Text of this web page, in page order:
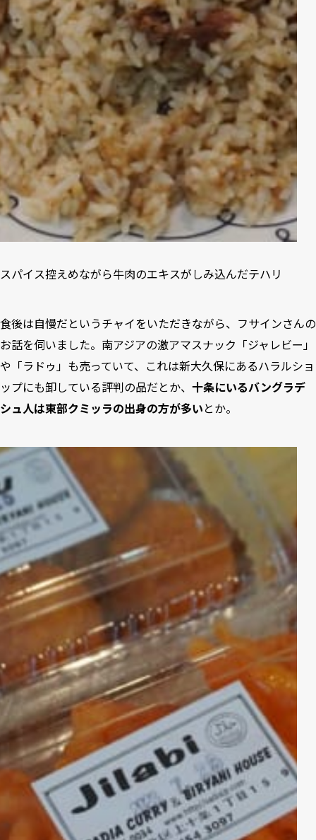
スパイス控えめながら牛肉のエキスがしみ込んだテハリ
食後は自慢だというチャイをいただきながら、フサインさんの
お話を伺いました。南アジアの激アマスナック「ジャレビー」
や「ラドゥ」も売っていて、これは新大久保にあるハラルショ
ップにも卸している評判の品だとか、 十条にいるバングラデ
シュ人は東部クミッラの出身の方が多いとか。